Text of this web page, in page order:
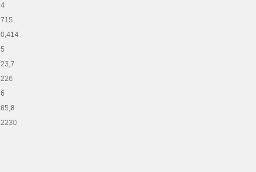
4
715
0,414
5
23,7
226
6
85,8
2230